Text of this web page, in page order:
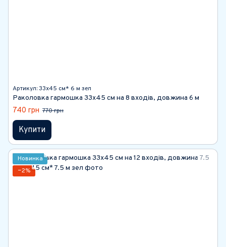
Артикул: 33х45 см* 6 м зел
Раколовка гармошка 33х45 см на 8 входів, довжина 6 м
740 грн 770 грн
Купити
Новинка
−2%